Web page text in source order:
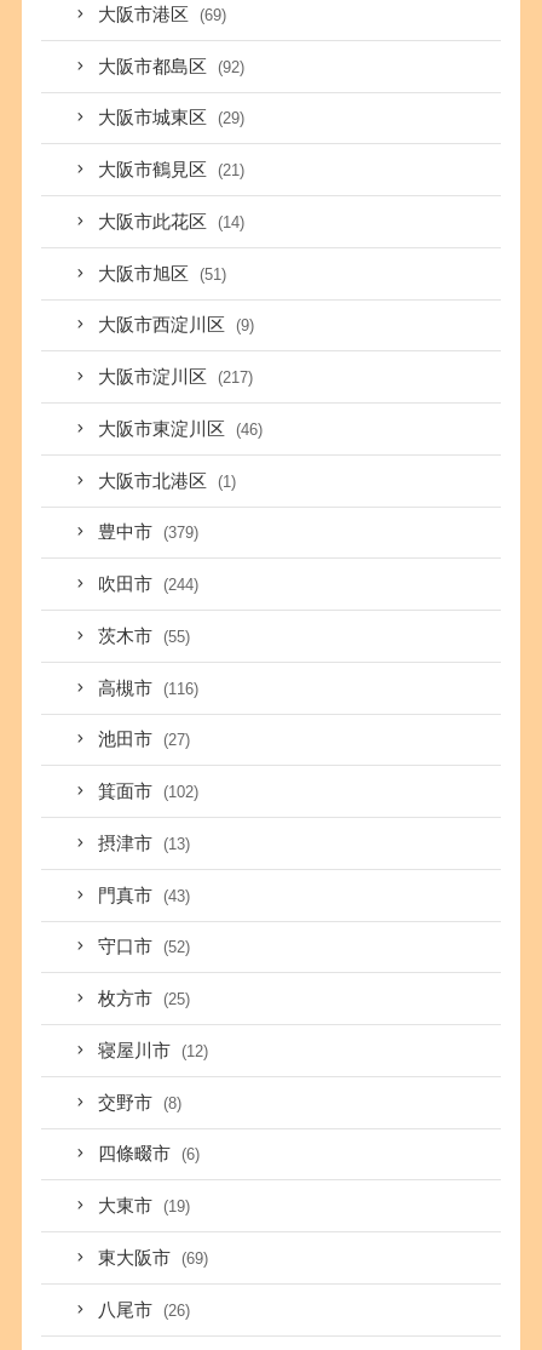
大阪市港区 (69)
大阪市都島区 (92)
大阪市城東区 (29)
大阪市鶴見区 (21)
大阪市此花区 (14)
大阪市旭区 (51)
大阪市西淀川区 (9)
大阪市淀川区 (217)
大阪市東淀川区 (46)
大阪市北港区 (1)
豊中市 (379)
吹田市 (244)
茨木市 (55)
高槻市 (116)
池田市 (27)
箕面市 (102)
摂津市 (13)
門真市 (43)
守口市 (52)
枚方市 (25)
寝屋川市 (12)
交野市 (8)
四條畷市 (6)
大東市 (19)
東大阪市 (69)
八尾市 (26)